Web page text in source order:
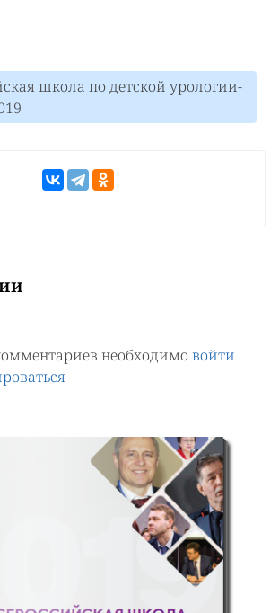
школа по детской урологии-
необходимо войти